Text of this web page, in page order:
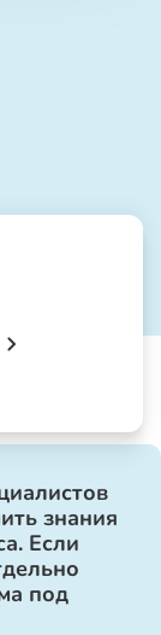
знания
Если
под